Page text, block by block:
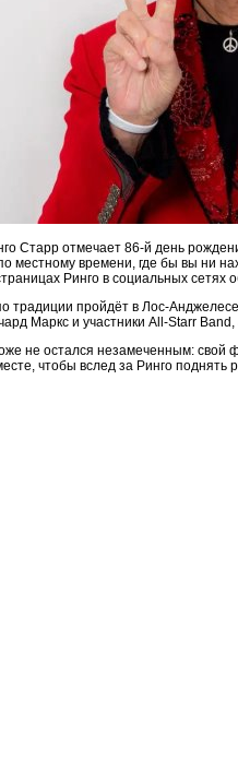
Старр отмечает 86-й день
местному времени, где бы вы ни
Ринго в социальных сетях
традиции пройдёт в Лос-
Маркс и участники All-Starr
не остался незамеченным: свой
чтобы вслед за Ринго поднять